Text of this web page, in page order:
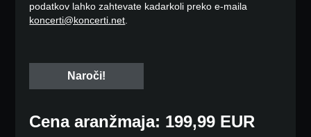
podatkov lahko zahtevate kadarkoli preko e-maila
koncerti@koncerti.net.
Cena aranžmaja: 199,99 EUR